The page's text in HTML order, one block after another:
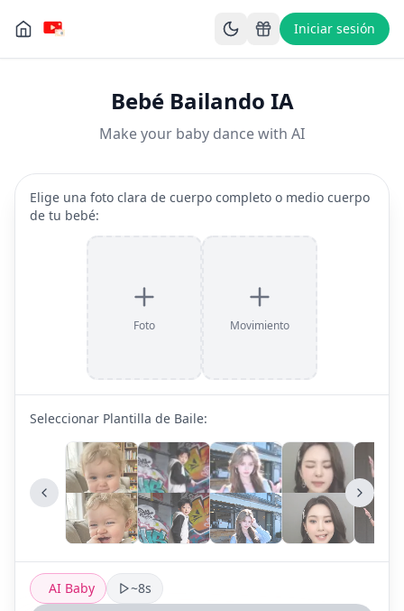
Iniciar sesión
Bebé Bailando IA
Make your baby dance with AI
Elige una foto clara de cuerpo completo o medio cuerpo
de tu bebé:
Foto Movimiento
Seleccionar Plantilla de Baile:
AI Baby ~8s